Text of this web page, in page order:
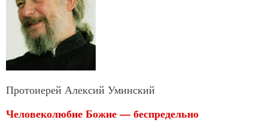
Протоиерей Алексий Уминский
Человеколюбие Божие — беспредельно